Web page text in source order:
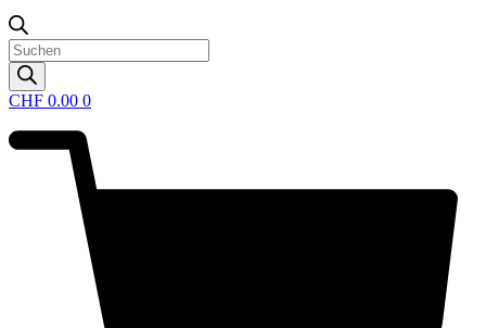
Products
search
CHF 0.00 0